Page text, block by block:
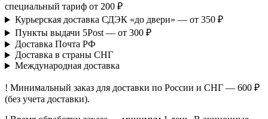
специальный тариф от 200 ₽
Курьерская доставка СДЭК «до двери» — от 350 ₽
Пункты выдачи 5Post — от 300 ₽
Доставка Почта РФ
Доставка в страны СНГ
Международная доставка
! Минимальный заказ для доставки по России и СНГ — 600 ₽
(без учета доставки).